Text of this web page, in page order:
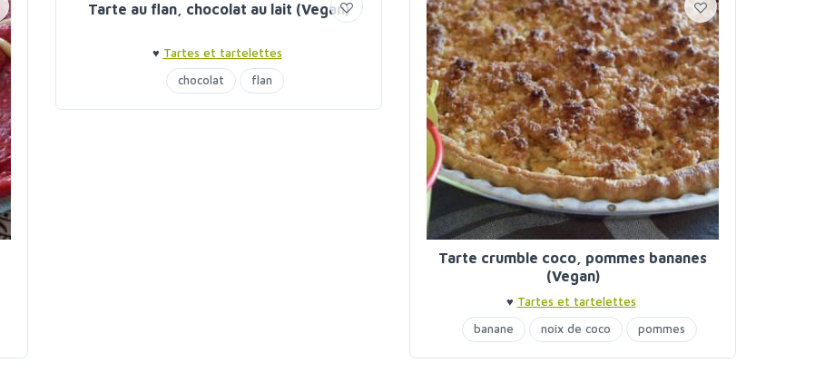
Tarte au flan, chocolat au lait (Vegan)
♥ Tartes et tartelettes
chocolat
flan
Tarte crumble coco, pommes bananes
(Vegan)
♥ Tartes et tartelettes
banane
noix de coco pommes